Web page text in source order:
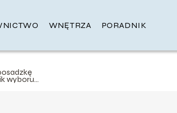
WNĘTRZA PORADNIK
wyboru i